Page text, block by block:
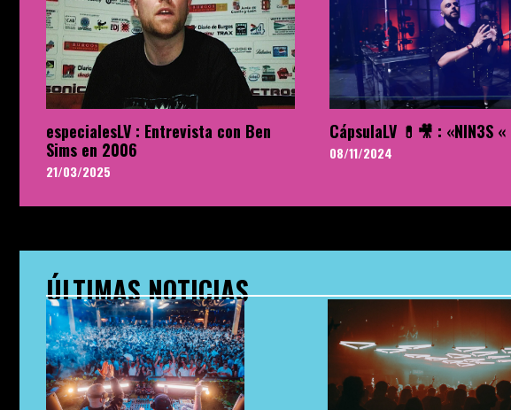
especialesLV : Entrevista con Ben
Sims en 2006
21/03/2025
CápsulaLV 💊🎥 : «NIN3S «
08/11/2024
ÚLTIMAS NOTICIAS